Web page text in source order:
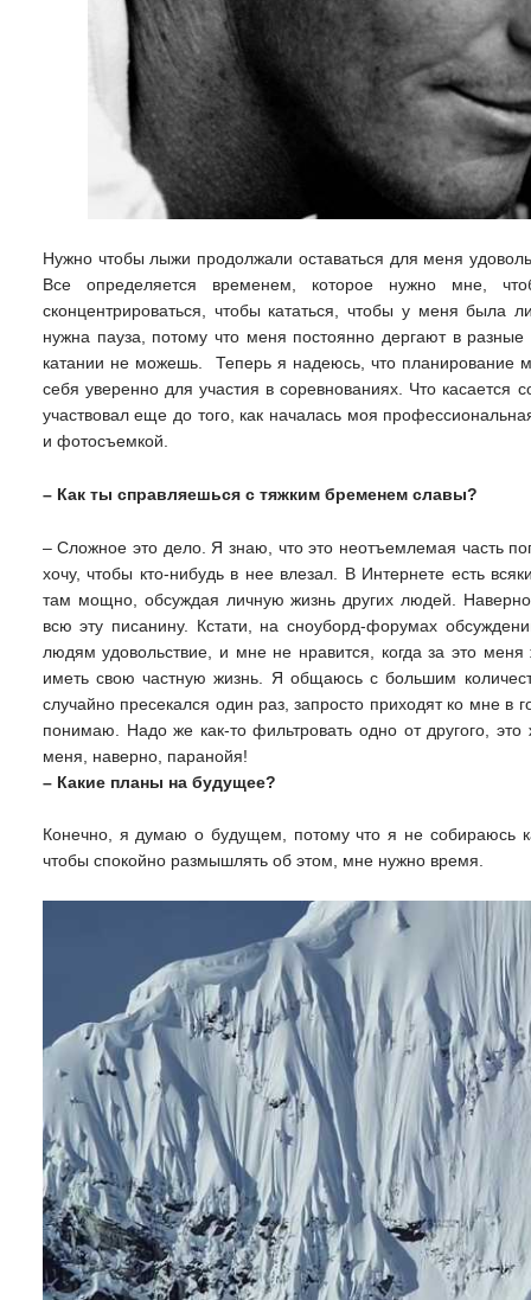
Нужно чтобы лыжи продолжали оставаться для меня
Все определяется временем, которое нужно мне,
сконцентрироваться, чтобы кататься, чтобы у меня
нужна пауза, потому что меня постоянно дергают в
катании не можешь.
Теперь я надеюсь, что планирование
себя уверенно для участия в соревнованиях. Что
участвовал еще до того, как началась моя
и фотосъемкой.
– Как ты справляешься с тяжким бременем славы?
– Сложное это дело. Я знаю, что это неотъемлемая часть
хочу, чтобы кто-нибудь в нее влезал. В Интернете есть
там мощно, обсуждая личную жизнь других людей.
всю эту писанину. Кстати, на сноуборд-форумах
людям удовольствие, и мне не нравится, когда за это
иметь свою частную жизнь. Я общаюсь с большим
случайно пресекался один раз, запросто приходят ко мне в
понимаю. Надо же как-то фильтровать одно от другого,
меня, наверно, паранойя!
– Какие планы на будущее?
Конечно, я думаю о будущем, потому что я не собираюсь
чтобы спокойно размышлять об этом, мне нужно время.